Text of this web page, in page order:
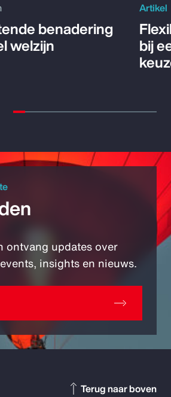
benadering
welzijn
Artikel
bij
ontvang updates over
insights en nieuws.
Terug naar boven